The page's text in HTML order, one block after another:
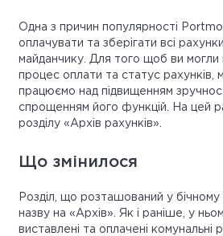
Одна з причин популярності
оплачувати та зберігати всі
майданчику. Для того щоб ви
процес оплати та статус рахунків,
працюємо над підвищенням
спрощенням його функцій. На цей
розділу «Архів рахунків».
Що змінилося
Розділ, що розташований у
назву на «Архів». Як і раніше, у
виставлені та оплачені